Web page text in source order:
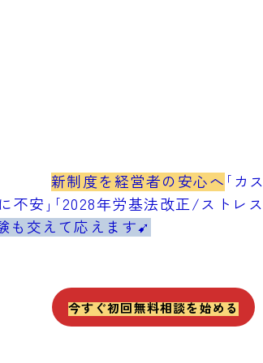
新制度を経営者の安心へ ｢カス
不安｣｢2028年労基法改正/ストレス
も交えて応えます➹
今すぐ初回無料相談を始める